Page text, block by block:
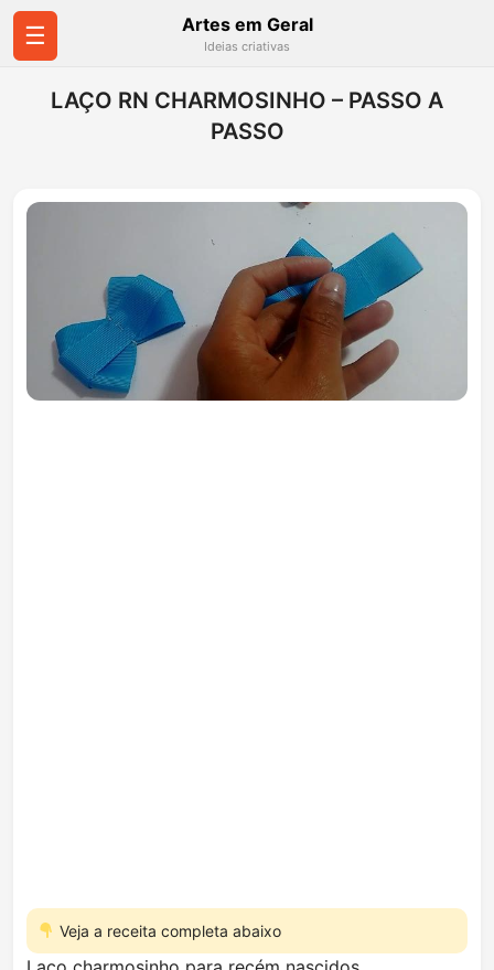
☰ Artes em Geral
Ideias criativas
LAÇO RN CHARMOSINHO – PASSO A
PASSO
Veja a receita completa abaixo